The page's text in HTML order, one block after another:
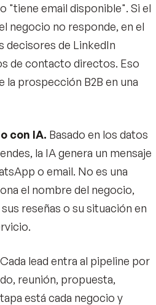
"tiene email disponible". Si el
negocio no responde, en el
decisores de LinkedIn
de contacto directos. Eso
la prospección B2B en una
con IA. Basado en los datos
la IA genera un mensaje
o email. No es una
el nombre del negocio,
reseñas o su situación en
Cada lead entra al pipeline por
reunión, propuesta,
está cada negocio y